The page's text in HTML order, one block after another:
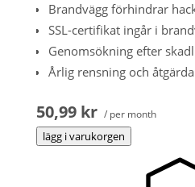
Brandvägg förhindrar
SSL-certifikat ingår i
Genomsökning efter
Årlig rensning och
50,99 kr / per month
lägg i varukorgen